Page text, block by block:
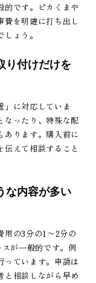
的です。ピカくまや
費を明確に打ち出し
ょう。
り付けだけを
」に対応していま
なったり、特殊な配
あります。購入前に
伝えて相談すること
な内容が多い
用の3分の1〜2分の
が一般的です。例
っています。申請は
と相談しながら早め